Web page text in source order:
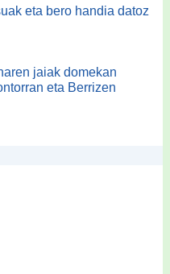
eta bero handia datoz
jaiak domekan
eta Berrizen